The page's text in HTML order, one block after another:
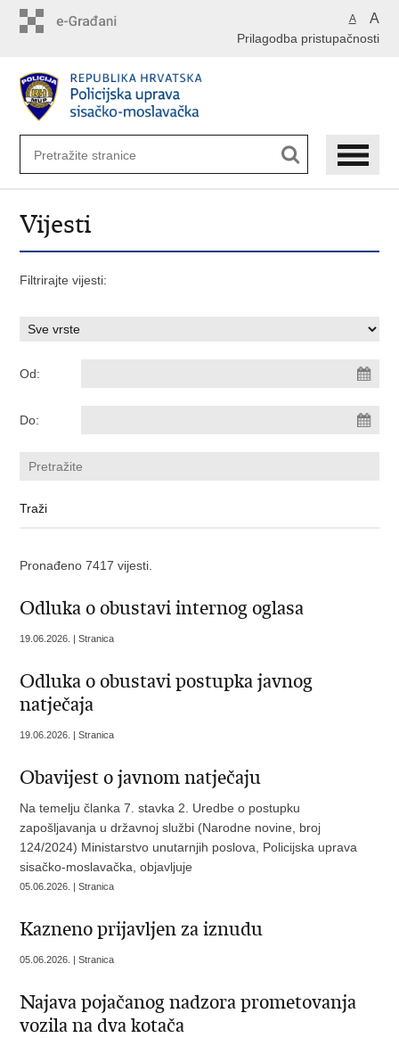
A A
Prilagodba pristupačnosti
Vijesti
Filtrirajte vijesti:
Od:
Do:
Pronađeno 7417 vijesti.
​Odluka o obustavi internog oglasa
19.06.2026. | Stranica
​Odluka o obustavi postupka javnog
natječaja
19.06.2026. | Stranica
Obavijest o javnom natječaju
Na temelju članka 7. stavka 2. Uredbe o postupku
zapošljavanja u državnoj službi (Narodne novine, broj
124/2024) Ministarstvo unutarnjih poslova, Policijska uprava
sisačko-moslavačka, objavljuje
05.06.2026. | Stranica
Kazneno prijavljen za iznudu
05.06.2026. | Stranica
Najava pojačanog nadzora prometovanja
vozila na dva kotača